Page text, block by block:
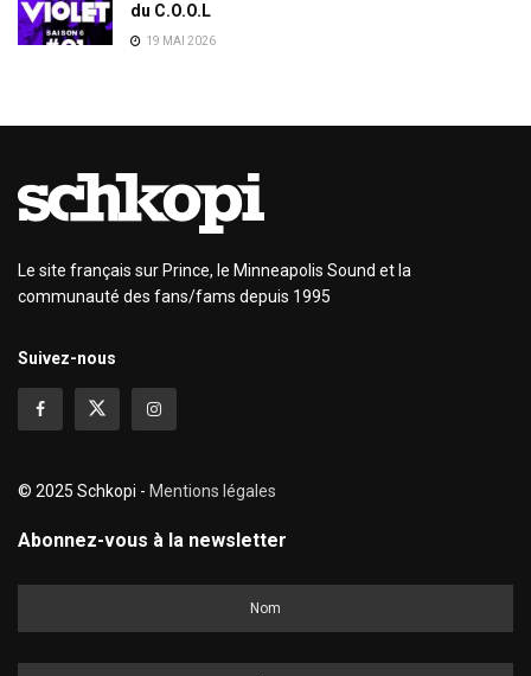
du C.O.O.L
19 MAI 2026
Le site français sur Prince, le Minneapolis Sound et la
communauté des fans/fams depuis 1995
Suivez-nous
© 2025 Schkopi - Mentions légales
Abonnez-vous à la newsletter